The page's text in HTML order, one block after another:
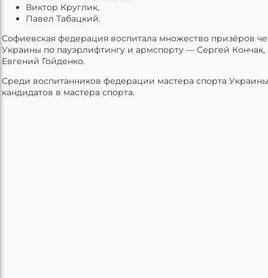
Виктор Круглик,
Павел Табацкий.
Софиевская федерация воспитала множество призёров
Украины по пауэрлифтингу и армспорту — Сергей Кончак,
Евгений Гойденко.
Среди воспитанников федерации мастера спорта
кандидатов в мастера спорта.